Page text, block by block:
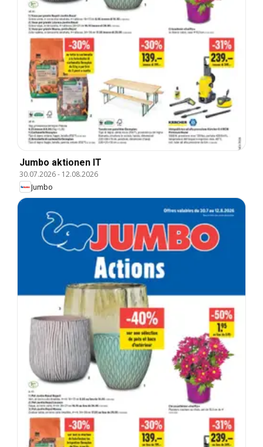
Jumbo aktionen IT
30.07.2026- 12.08.2026
Jumbo